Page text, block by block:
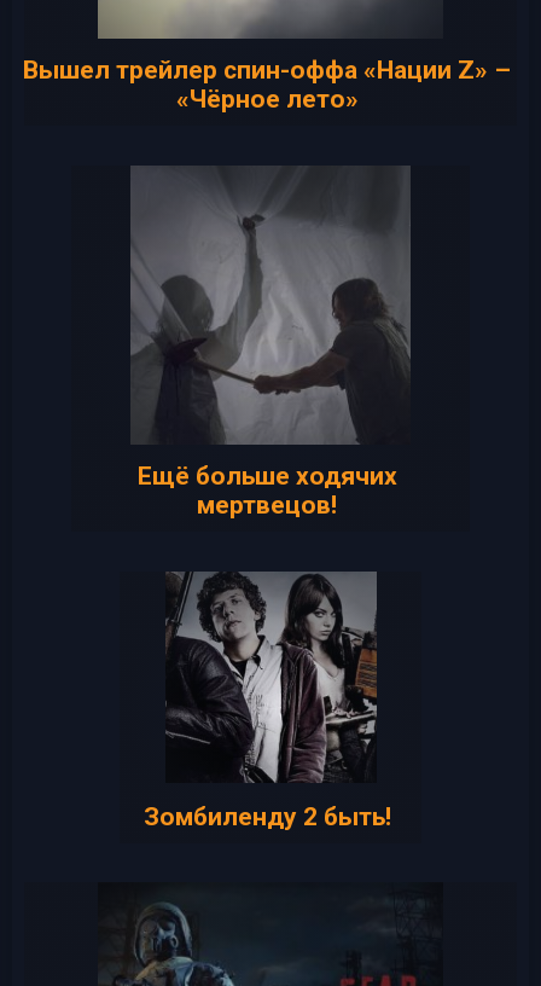
Вышел трейлер спин-оффа «Нации Z» –
«Чёрное лето»
Ещё больше ходячих
мертвецов!
Зомбиленду 2 быть!